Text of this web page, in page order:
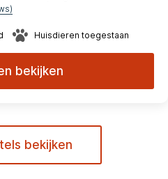
Huisdieren toegestaan
bekijken
bekijken